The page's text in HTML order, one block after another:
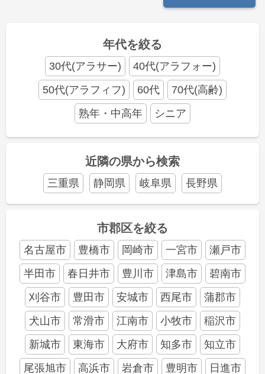
年代を絞る
30代(アラサー)
40代(アラフォー)
50代(アラフィフ)
60代
70代(高齢)
熟年・中高年
シニア
近隣の県から検索
三重県 静岡県 岐阜県 長野県
市郡区を絞る
名古屋市 豊橋市 岡崎市 一宮市
瀬戸市
半田市
春日井市 豊川市 津島市
碧南市
刈谷市
豊田市 安城市 西尾市
蒲郡市
犬山市
常滑市 江南市 小牧市
稲沢市
新城市
東海市 大府市 知多市
知立市
尾張旭市
高浜市 岩倉市 豊明市
日進市